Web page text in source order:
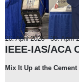
26. April 2026-30. April
IEEE-IAS/ACA
Mix It Up at the Cement